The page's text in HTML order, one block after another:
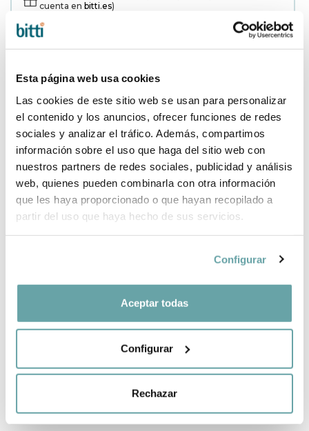
Esta página web usa cookies
Las cookies de este sitio web se usan para personalizar
el contenido y los anuncios, ofrecer funciones de redes
sociales y analizar el tráfico. Además, compartimos
información sobre el uso que haga del sitio web con
nuestros partners de redes sociales, publicidad y análisis
web, quienes pueden combinarla con otra información
que les haya proporcionado o que hayan recopilado a
partir del uso que haya hecho de sus servicios.
Configurar
Aceptar todas
Configurar
Rechazar
cuenta en bitti.es)
Obtienes
del mes
con esta compra.
DETALLES DE PRODUCTO
GARANTÍA DE 3 AÑOS*
ENVÍOS Y DEVOLUCIONES
¿POR QUÉ ELEGIR BITTI?
INFORMACIÓN DE LA MARCA
OTROS CLIENTES TAMBIÉN VIERON